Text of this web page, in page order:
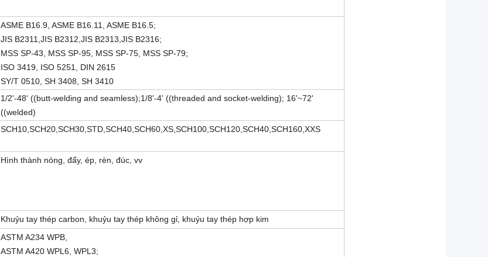
ASME B16.9, ASME B16.11, ASME B16.5;
JIS B2311,JIS B2312,JIS B2313,JIS B2316;
MSS SP-43, MSS SP-95, MSS SP-75, MSS SP-79;
ISO 3419, ISO 5251, DIN 2615
SY/T 0510, SH 3408, SH 3410
1/2'-48' ((butt-welding and seamless);1/8'-4' ((threaded and socket-welding); 16'~72'
((welded)
SCH10,SCH20,SCH30,STD,SCH40,SCH60,XS,SCH100,SCH120,SCH40,SCH160,XXS
Hình thành nóng, đẩy, ép, rèn, đúc, vv
Khuỷu tay thép carbon, khuỷu tay thép không gỉ, khuỷu tay thép hợp kim
ASTM A234 WPB,
ASTM A420 WPL6, WPL3;